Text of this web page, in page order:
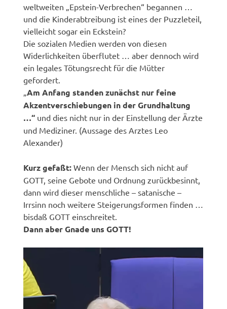
weltweiten „Epstein-Verbrechen“ begannen …
und die Kinderabtreibung ist eines der Puzzleteil,
vielleicht sogar ein Eckstein?
Die sozialen Medien werden von diesen
Widerlichkeiten überflutet … aber dennoch wird
ein legales Tötungsrecht für die Mütter
gefordert.
Am Anfang standen zunächst nur feine
Akzentverschiebungen in der Grundhaltung
…“ und dies nicht nur in der Einstellung der Ärzte
und Mediziner. (Aussage des Arztes Leo
Alexander)
Kurz gefaßt: Wenn der Mensch sich nicht auf
GOTT, seine Gebote und Ordnung zurückbesinnt,
dann wird dieser menschliche – satanische –
Irrsinn noch weitere Steigerungsformen finden …
bisdaß GOTT einschreitet.
Dann aber Gnade uns GOTT!